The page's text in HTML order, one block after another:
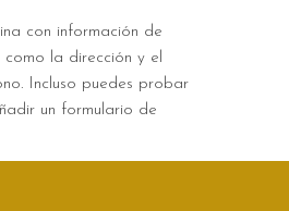
con información de
la dirección y el
Incluso puedes probar
un formulario de